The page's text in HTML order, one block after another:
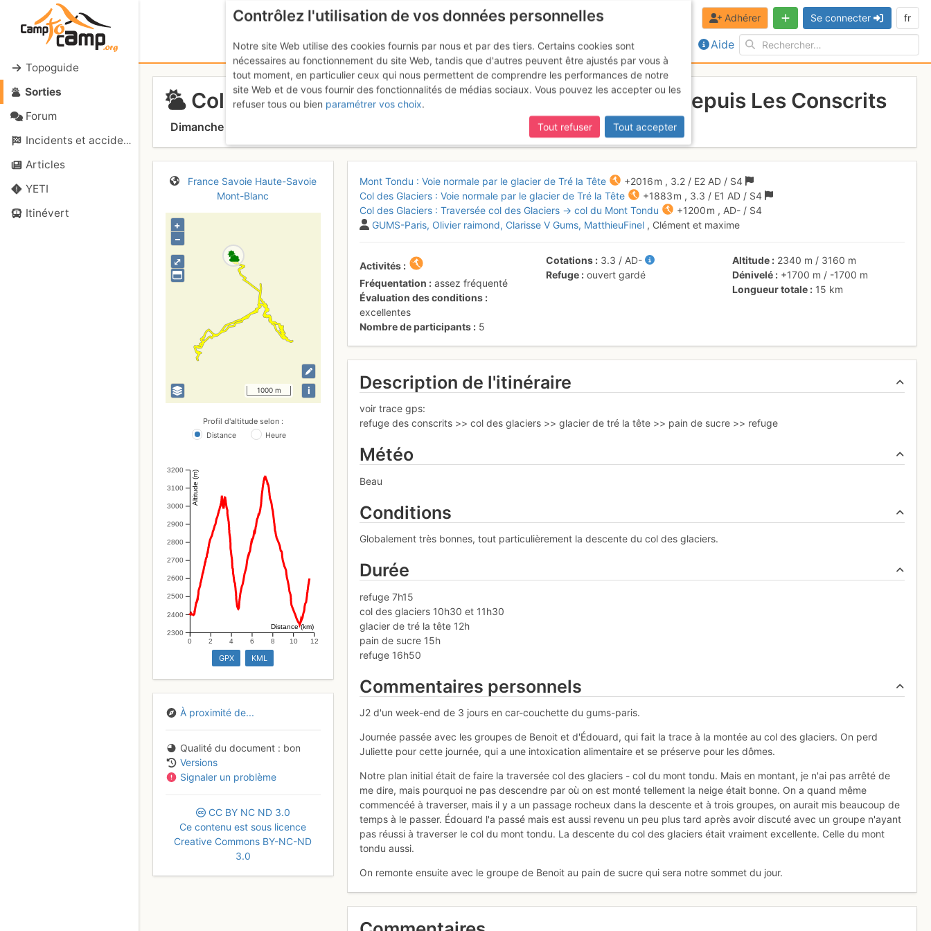
Topoguide
Sorties
Forum
Incidents et accidents
Articles
YETI
Itinévert
Aide
Adhérer Se connecter fr
Col des Glaciers et Pain de Sucre du Mont Tondu depuis Les Conscrits
Dimanche 5 avril 2026
France Savoie Haute-Savoie
Mont-Blanc
+
–
1000 m i
⤢
Profil d'altitude selon :
Distance Heure
2300
2400
2500
2600
2700
2800
2900
3000
3100
3200 Altitude (m)
0 2 4 6 8 10 12
Distance (km)
GPX KML
À proximité de...
Qualité du document
bon
Versions
Signaler un problème
CC BY NC ND 3.0
Ce contenu est sous licence
Creative Commons BY-NC-ND
3.0
Mont Tondu : Voie normale par le glacier de Tré la Tête +2016 m , 3.2 / E2 AD / S4
Col des Glaciers : Voie normale par le glacier de Tré la Tête
+1883 m , 3.3 / E1 AD / S4
Col des Glaciers : Traversée col des Glaciers → col du Mont Tondu
+1200 m , AD- / S4
GUMS-Paris Olivier raimond Clarisse V Gums MatthieuFinel , Clément et maxime
Activités
Fréquentation
assez fréquenté
Évaluation des conditions
excellentes
Nombre de participants
5
Cotations 3.3 / AD-
Refuge
ouvert gardé
Altitude 2340 m / 3160 m
Dénivelé
+1700 m / -1700 m
Longueur totale
15 km
Description de l'itinéraire
voir trace gps:
refuge des conscrits >> col des glaciers >> glacier de tré la tête >> pain de sucre >> refuge
Météo
Beau
Conditions
Globalement très bonnes, tout particulièrement la descente du col des glaciers.
Durée
refuge 7h15
col des glaciers 10h30 et 11h30
glacier de tré la tête 12h
pain de sucre 15h
refuge 16h50
Commentaires personnels
J2 d'un week-end de 3 jours en car-couchette du gums-paris.
Journée passée avec les groupes de Benoit et d'Édouard, qui fait la trace à la montée au col des glaciers. On perd
Juliette pour cette journée, qui a une intoxication alimentaire et se préserve pour les dômes.
Notre plan initial était de faire la traversée col des glaciers - col du mont tondu. Mais en montant, je n'ai pas arrêté de
me dire, mais pourquoi ne pas descendre par où on est monté tellement la neige était bonne. On a quand même
commencéé à traverser, mais il y a un passage rocheux dans la descente et à trois groupes, on aurait mis beaucoup de
temps à le passer. Édouard l'a passé mais est aussi revenu un peu plus tard après avoir discuté avec un groupe n'ayant
pas réussi à traverser le col du mont tondu. La descente du col des glaciers était vraiment excellente. Celle du mont
tondu aussi.
On remonte ensuite avec le groupe de Benoit au pain de sucre qui sera notre sommet du jour.
Contrôlez l'utilisation de vos données personnelles
Notre site Web utilise des cookies fournis par nous et par des tiers. Certains cookies sont
nécessaires au fonctionnement du site Web, tandis que d'autres peuvent être ajustés par vous à
tout moment, en particulier ceux qui nous permettent de comprendre les performances de notre
site Web et de vous fournir des fonctionnalités de médias sociaux. Vous pouvez les accepter ou les
refuser tous ou bien paramétrer vos choix.
Tout refuser
Tout accepter